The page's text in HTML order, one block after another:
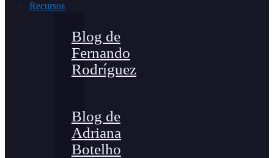
Recursos
Blog de
Fernando
Rodríguez
Blog de
Adriana
Botelho